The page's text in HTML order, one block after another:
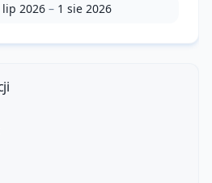
lip 2026– 1 sie 2026